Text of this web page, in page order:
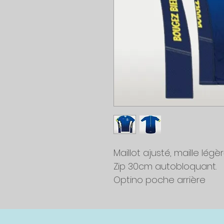
Maillot ajusté, maille
Zip 30cm autobloquant.
Optino poche arrière